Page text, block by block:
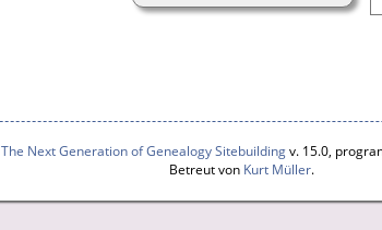
The Next Generation of Genealogy Sitebuildingv. 15.0,
Betreut von Kurt Müller.